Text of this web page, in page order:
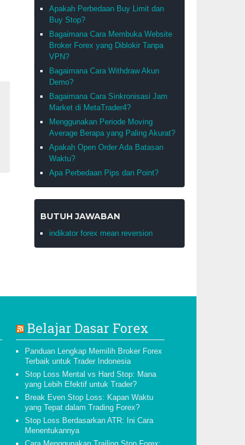
Apakah Perbedaan Buy Limit dan
Buy Stop?
Bagaimana Cara Membuka Website
Broker Forex yang Diblokir Tanpa
VPN?
Bagaimana Cara Withdraw Akun
Demo?
Bagaimana Cara Sinkronisasi Jam
Market di MetaTrader4?
Menggunakan Periode Moving
Average Berapa yang Paling Akurat?
Apakah Open Order Ada Batasan
Waktu?
Apa Perbedaan Pips dan Point?
BUTUH JAWABAN
indikator forex mean reversion
Belajar Dasar Forex
Panduan Lengkap Memilih Broker Forex
Terbaik untuk Trader Indonesia
Stop Loss Mental vs Hard Stop: Mana
yang Lebih Efektif untuk Trader?
Break Even Stop Loss: Kapan Waktu
yang Tepat dalam Trading Forex?
Stop Loss Berdasarkan ATR: Ini Cara
Menentukannya